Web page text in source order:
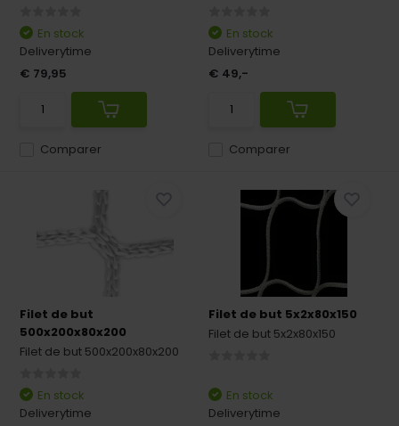
Comparer
En stock
Deliverytime
€ 79,95
Comparer
En stock
Deliverytime
€ 49,-
Filet de but
500x200x80x200
Filet de but 500x200x80x200
En stock
Deliverytime
Filet de but 5x2x80x150
Filet de but 5x2x80x150
En stock
Deliverytime